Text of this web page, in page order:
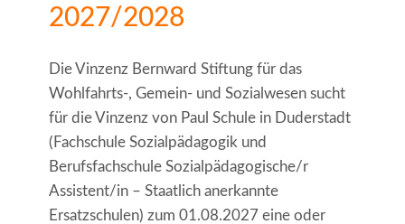
2027/2028
Die Vinzenz Bernward Stiftung für das
Wohlfahrts-, Gemein- und Sozialwesen sucht
für die Vinzenz von Paul Schule in Duderstadt
(Fachschule Sozialpädagogik und
Berufsfachschule Sozialpädagogische/r
Assistent/in – Staatlich anerkannte
Ersatzschulen) zum 01.08.2027 eine oder